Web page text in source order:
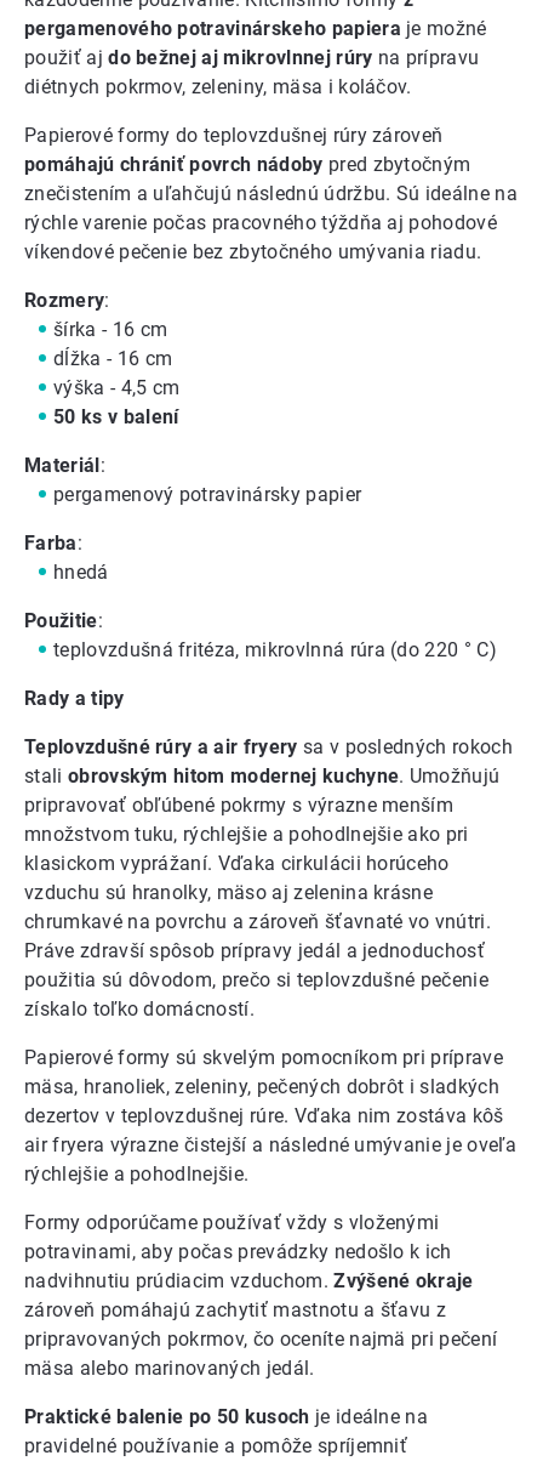
pergamenového potravinárskeho papiera je možné
použiť ajdo bežnej aj mikrovlnnej rúry na prípravu
diétnych pokrmov, zeleniny, mäsa i koláčov.
Papierové formy do teplovzdušnej rúry zároveň
pomáhajú chrániť povrch nádoby pred zbytočným
znečistením a uľahčujú následnú údržbu. Sú ideálne na
rýchle varenie počas pracovného týždňa aj pohodové
víkendové pečenie bez zbytočného umývania riadu.
Rozmery:
šírka - 16 cm
dĺžka - 16 cm
výška - 4,5 cm
50 ks v balení
Materiál:
pergamenový potravinársky papier
Farba:
hnedá
Použitie:
teplovzdušná fritéza, mikrovlnná rúra (do 220 ° C)
Rady a tipy
Teplovzdušné rúry a air fryery sa v posledných rokoch
stali obrovským hitom modernej kuchyne. Umožňujú
pripravovať obľúbené pokrmy s výrazne menším
množstvom tuku, rýchlejšie a pohodlnejšie ako pri
klasickom vyprážaní. Vďaka cirkulácii horúceho
vzduchu sú hranolky, mäso aj zelenina krásne
chrumkavé na povrchu a zároveň šťavnaté vo vnútri.
Práve zdravší spôsob prípravy jedál a jednoduchosť
použitia sú dôvodom, prečo si teplovzdušné pečenie
získalo toľko domácností.
Papierové formy sú skvelým pomocníkom pri príprave
mäsa, hranoliek, zeleniny, pečených dobrôt i sladkých
dezertov v teplovzdušnej rúre. Vďaka nim zostáva kôš
air fryera výrazne čistejší a následné umývanie je oveľa
rýchlejšie a pohodlnejšie.
Formy odporúčame používať vždy s vloženými
potravinami, aby počas prevádzky nedošlo k ich
nadvihnutiu prúdiacim vzduchom.Zvýšené okraje
zároveň pomáhajú zachytiť mastnotu a šťavu z
pripravovaných pokrmov, čo oceníte najmä pri pečení
mäsa alebo marinovaných jedál.
Praktické balenie po 50 kusoch je ideálne na
pravidelné používanie a pomôže spríjemniť